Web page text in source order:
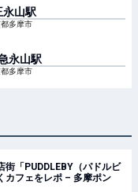
永山駅
多摩市
永山駅
多摩市
街「PUDDLEBY（パドルビ
カフェをレポ – 多摩ポン